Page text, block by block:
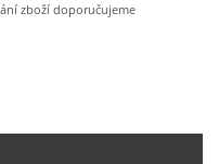
zboží doporučujeme